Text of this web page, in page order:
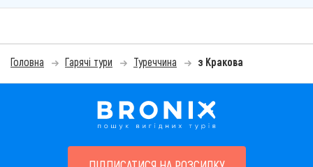
Головна Гарячі тури Туреччина з Кракова